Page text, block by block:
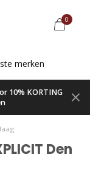
0
merken
10% KORTING
Den